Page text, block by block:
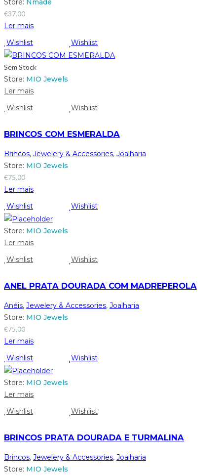
Store: Nmade
€37,00
Ler mais
Wishlist
Wishlist
Sem Stock
Store: MIO Jewels
Ler mais
Wishlist
Wishlist
BRINCOS COM ESMERALDA
Brincos, Jewelery & Accessories, Joalharia
Store: MIO Jewels
€75,00
Ler mais
Wishlist
Wishlist
Store: MIO Jewels
Ler mais
Wishlist
Wishlist
ANEL PRATA DOURADA COM MADREPEROLA
Anéis, Jewelery & Accessories, Joalharia
Store: MIO Jewels
€75,00
Ler mais
Wishlist
Wishlist
Store: MIO Jewels
Ler mais
Wishlist
Wishlist
BRINCOS PRATA DOURADA E TURMALINA
Brincos, Jewelery & Accessories, Joalharia
Store: MIO Jewels